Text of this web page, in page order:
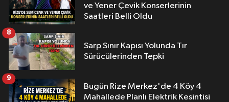
ve Yener Çevik Konserlerinin
Saatleri Belli Oldu
Sarp Sınır Kapısı Yolunda Tır
Sürücülerinden Tepki
8
Bugün Rize Merkez'de 4 Köy 4
Mahallede Planlı Elektrik Kesintisi
9